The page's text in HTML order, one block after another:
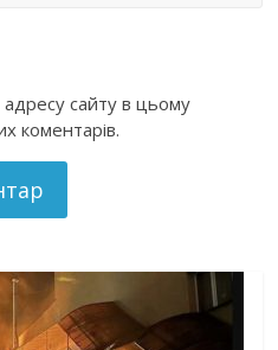
сайту в цьому
коментарів.